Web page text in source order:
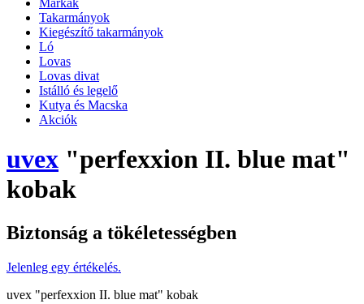
Márkák
Takarmányok
Kiegészítő takarmányok
Ló
Lovas
Lovas divat
Istálló és legelő
Kutya és Macska
Akciók
uvex "perfexxion II. blue mat"
kobak
Biztonság a tökéletességben
Jelenleg egy értékelés.
uvex "perfexxion II. blue mat" kobak